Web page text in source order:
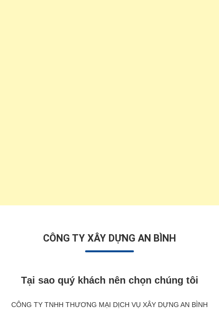
CÔNG TY XÂY DỰNG AN BÌNH
Tại sao quý khách nên chọn chúng tôi
CÔNG TY TNHH THƯƠNG MẠI DỊCH VỤ XÂY DỰNG AN BÌNH